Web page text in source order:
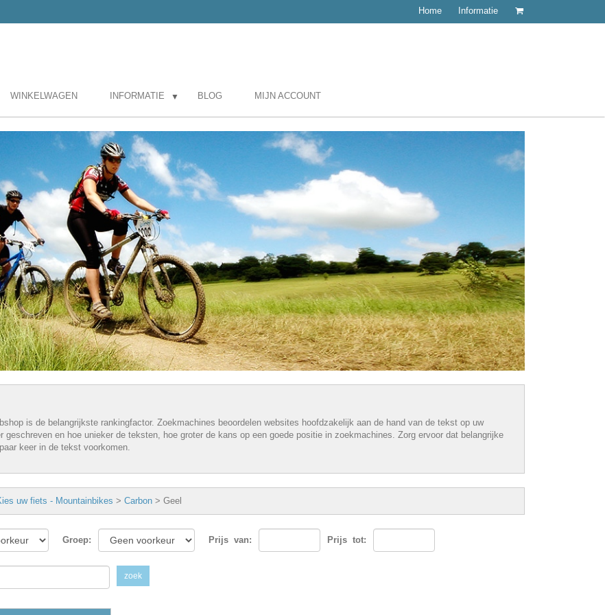
Home Informatie
WINKELWAGEN INFORMATIE ▼ BLOG MIJN ACCOUNT
is de belangrijkste rankingfactor. Zoekmachines beoordelen websites hoofdzakelijk aan de hand van de tekst op uw
geschreven en hoe unieker de teksten, hoe groter de kans op een goede positie in zoekmachines. Zorg ervoor dat belangrijke
keer in de tekst voorkomen.
uw fiets - Mountainbikes > Carbon > Geel
Groep: Prijs van: Prijs tot:
zoek